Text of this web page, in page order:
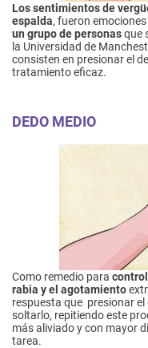
Los sentimientos de
espalda, fueron
un grupo de personasque
la Universidad de
consisten en presionar el
tratamiento eficaz.
DEDO MEDIO
Como remedio para
rabia y el agotamiento
respuesta que presionar
soltarlo, repitiendo este
más aliviado y con mayor
tarea.